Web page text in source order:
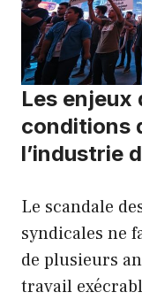
Les enjeux
conditions
l’industrie
Le scandale
syndicales ne
de plusieurs
travail